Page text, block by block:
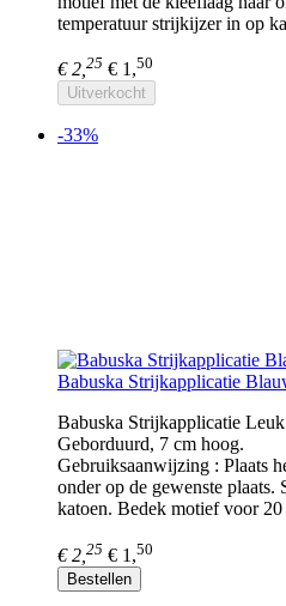
temperatuur strijkijzer in op
€ 2, 25 € 1,50
Uitverkocht
-33%
Babuska Strijkapplicatie
Babuska Strijkapplicatie
Geborduurd, 7 cm hoog.
Gebruiksaanwijzing : Plaats
onder op de gewenste
katoen. Bedek motief voor
€ 2, 25 € 1,50
Bestellen